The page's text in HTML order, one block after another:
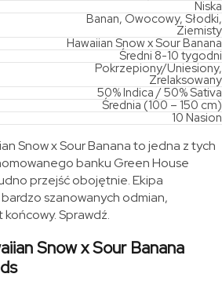
Niska
Banan, Owocowy, Słodki,
Ziemisty
Hawaiian Snow x Sour Banana
Średni 8-10 tygodni
Pokrzepiony/Uniesiony,
Zrelaksowany
50% Indica / 50% Sativa
Średnia (100 – 150 cm)
10 Nasion
Snow x Sour Banana to jedna z tych
banku Green House
przejść obojętnie. Ekipa
szanowanych odmian,
Sprawdź.
Snow x Sour Banana